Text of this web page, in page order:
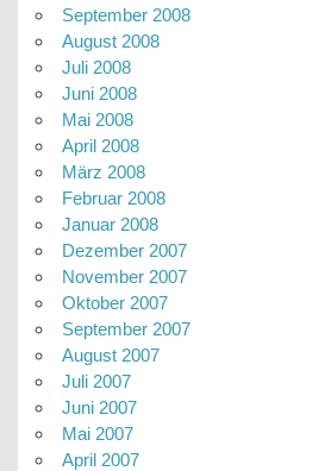
September 2008
August 2008
Juli 2008
Juni 2008
Mai 2008
April 2008
März 2008
Februar 2008
Januar 2008
Dezember 2007
November 2007
Oktober 2007
September 2007
August 2007
Juli 2007
Juni 2007
Mai 2007
April 2007